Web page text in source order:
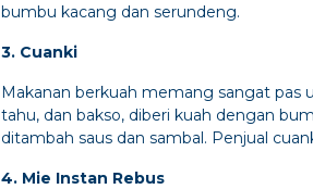
bumbu kacang dan serundeng.
3. Cuanki
Makanan berkuah memang sangat pas
tahu, dan bakso, diberi kuah dengan
ditambah saus dan sambal. Penjual
4. Mie Instan Rebus